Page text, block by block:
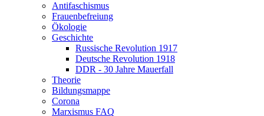
Antifaschismus
Frauenbefreiung
Ökologie
Geschichte
Russische Revolution 1917
Deutsche Revolution 1918
DDR - 30 Jahre Mauerfall
Theorie
Bildungsmappe
Corona
Marxismus FAQ